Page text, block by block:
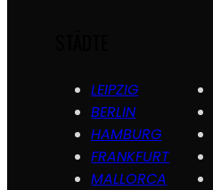
LEIPZIG
BERLIN
HAMBURG
FRANKFURT
MALLORCA